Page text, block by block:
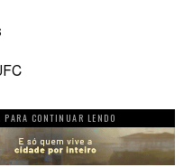
CONTINUAR LENDO